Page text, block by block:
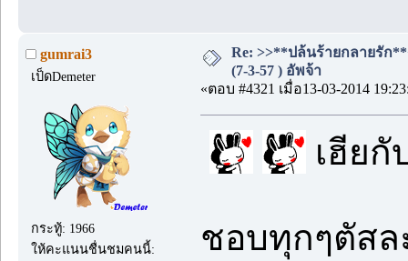
gumrai3
เป็ดDemeter
กระทู้: 1966
ให้คะแนนชื่นชมคนนี้:
Re: >>**ปล้นร้ายกลายรัก
(7-3-57 ) อัพจ้า
«ตอบ #4321 เมื่อ13-03-2014
เฮีย
ชอบทุกๆตัสล